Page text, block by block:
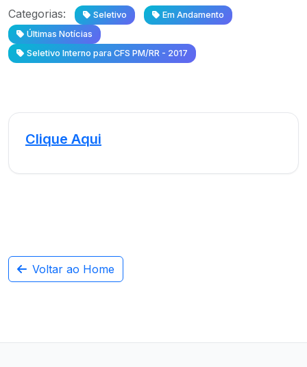
Categorias: Seletivo
Em Andamento
Últimas Notícias
Seletivo Interno para CFS PM/RR - 2017
Clique Aqui
Voltar ao Home